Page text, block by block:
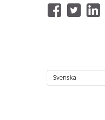
Svenska